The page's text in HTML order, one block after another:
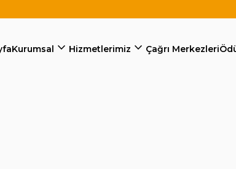
Kurumsal expand_more Hizmetlerimiz expand_more Çağrı Merkezleri